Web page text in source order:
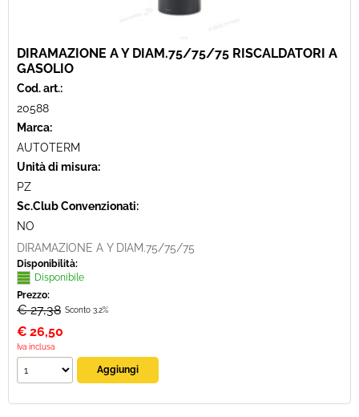
DIRAMAZIONE A Y DIAM.75/75/75 RISCALDATORI A
GASOLIO
Cod. art.:
20588
Marca:
AUTOTERM
Unità di misura:
PZ
Sc.Club Convenzionati:
NO
DIRAMAZIONE A Y DIAM.75/75/75
Disponibilità:
Disponibile
Prezzo:
€ 27,38 Sconto 3.2%
€ 26,50
Iva inclusa